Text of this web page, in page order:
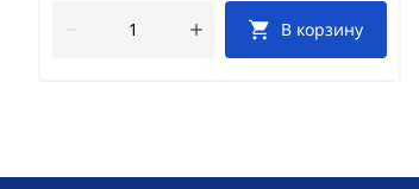
В корзину